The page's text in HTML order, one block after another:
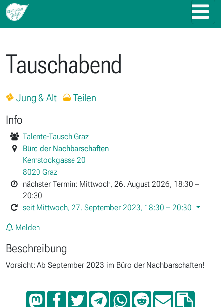
Tauschabend
Jung & Alt Teilen
Beschreibung
Vorsicht: Ab September 2023 im Büro der Nachbarschaften!
Info
Talente-Tausch Graz
Büro der Nachbarschaften
Kernstockgasse 20
8020 Graz
nächster Termin: Mittwoch, 26. August 2026, 18:30 –
20:30
seit Mittwoch, 27. September 2023, 18:30 – 20:30
Melden
Auf
Auf
TwitternAuf
Auf
Auf
SendeIn